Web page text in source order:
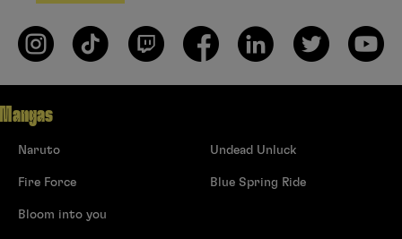
Mangas
Naruto
Fire Force
Bloom into you
Undead Unluck
Blue Spring Ride